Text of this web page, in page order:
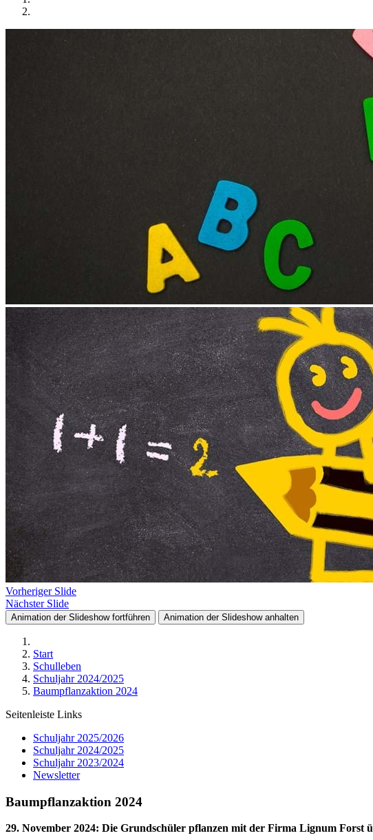
Vorheriger Slide
Nächster Slide
Animation der Slideshow fortführen Animation der Slideshow anhalten
Start
Schulleben
Schuljahr 2024/2025
Baumpflanzaktion 2024
Seitenleiste Links
Schuljahr 2025/2026
Schuljahr 2024/2025
Schuljahr 2023/2024
Newsletter
Baumpflanzaktion 2024
29. November 2024: Die Grundschüler pflanzen mit der Firma Lignum Forst